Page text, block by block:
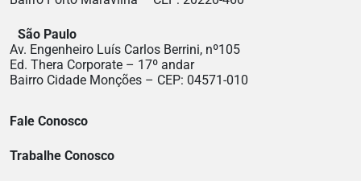
São Paulo
Av. Engenheiro Luís Carlos Berrini, nº105
Ed. Thera Corporate – 17º andar
Bairro Cidade Monções – CEP: 04571-010
Fale Conosco
Trabalhe Conosco